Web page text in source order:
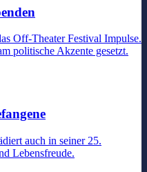
Off-Theater Festival Impulse.
politische Akzente gesetzt.
auch in seiner 25.
Lebensfreude.